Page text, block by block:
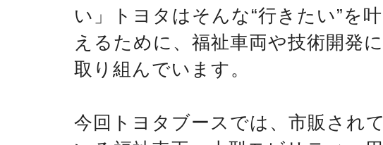
い」トヨタはそんな“行きたい”を叶
えるために、福祉車両や技術開発に
取り組んでいます。
今回トヨタブースでは、市販されて